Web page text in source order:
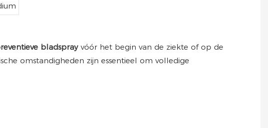
bladspray vóór het begin van de ziekte of op de
omstandigheden zijn essentieel om volledige